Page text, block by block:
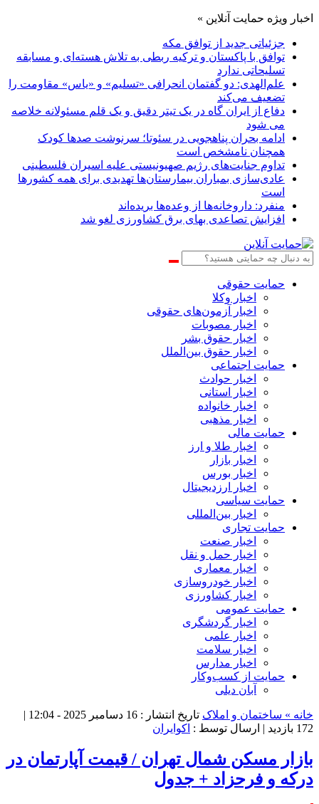
اخبار ویژه حمایت آنلاین »
جزئیاتی جدید از توافق مکه
توافق با پاکستان و ترکیه ربطی به تلاش هسته‌ای و مسابقه
تسلیحاتی ندارد
علم‌الهدی: دو گفتمان انحرافی «تسلیم» و «یاس» مقاومت را
تضعیف می‌کند
دفاع از ایران گاه در یک تیتر دقیق و یک قلم مسئولانه خلاصه
می شود
ادامه بحران پناهجویی در سئوتا؛ سرنوشت صدها کودک
همچنان نامشخص است
تداوم جنایت‌های رژیم صهیونیستی علیه اسیران فلسطینی
عادی‌سازی بمباران بیمارستان‌ها تهدیدی برای همه کشورها
است
منفرد: داروخانه‌ها از وعده‌ها بریده‌اند
افزایش تصاعدی بهای برق کشاورزی لغو شد
حمایت حقوقی
اخبار وکلا
اخبار آزمون‌های حقوقی
اخبار مصوبات
اخبار حقوق بشر
اخبار حقوق بین‌الملل
حمایت اجتماعی
اخبار حوادث
اخبار استانی
اخبار خانواده
اخبار مذهبی
حمایت مالی
اخبار طلا و ارز
اخبار بازار
اخبار بورس
اخبار ارزدیجیتال
حمایت سیاسی
اخبار بین‌المللی
حمایت تجاری
اخبار صنعت
اخبار حمل و نقل
اخبار معماری
اخبار خودروسازی
اخبار کشاورزی
حمایت عمومی
اخبار گردشگری
اخبار علمی
اخبار سلامت
اخبار مدارس
حمایت از کسب‌وکار
آبان دیلی
خانه » ساختمان و املاک تاریخ انتشار : 16 دسامبر 2025 - 12:04 |
172 بازدید
| ارسال توسط : اکوایران
بازار مسکن شمال تهران / قیمت آپارتمان در
درکه و فرحزاد + جدول